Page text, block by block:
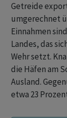
Getreide
umgerechnet
Einnahmen
Landes, das
Wehr setzt.
die Häfen am
Ausland.
etwa 23